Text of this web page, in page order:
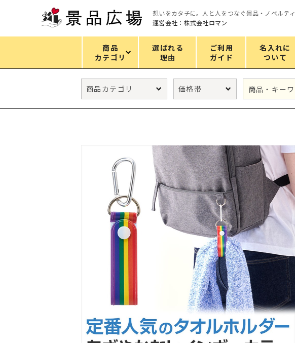
想いをカタチに。人と人をつなぐ景品・ノベルティ
運営会社：株式会社ロマン
商品
カテゴリ
選ばれる
理由
ご利用
ガイド
名入れに
ついて
カテゴリ
ギフトセット バスグッズ
フェイス&ボディケア スマホ・PCグッズ
防災・防犯グッズ コスメグッズ
ファッション雑貨 食品・スイーツ
ティッシュ・ロール タオル・ハンカチ
傘・レイングッズ
UVケア
生活雑貨・便利グッズ バッグ&ポーチ
衛生用品特集 キャラクター雑貨
カタログギフト ALL すべてのカテゴリ